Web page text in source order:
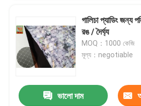
গালিচা প্যাডিং জন্য
রঙ / দৈর্ঘ্য
MOQ：1000 কেজি
মূল্য：negotiable
ভালো দাম